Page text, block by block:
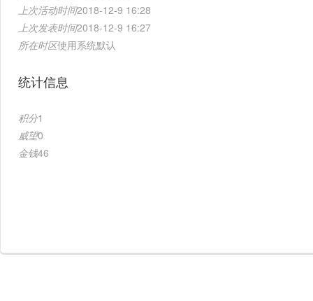
上次活动时间2018-12-9 16:28
上次发表时间2018-12-9 16:27
所在时区使用系统默认
统计信息
积分1
威望0
金钱46